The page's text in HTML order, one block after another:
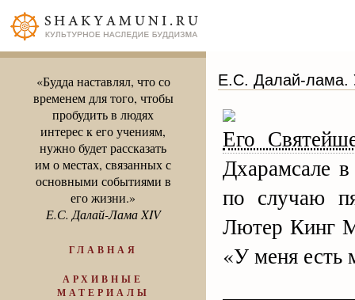
«Будда наставлял, что со
временем для того, чтобы
пробудить в людях
интерес к его учениям,
нужно будет рассказать
им о местах, связанных с
основными событиями в
его жизни.»
Е.С. Далай-Лама XIV
ГЛАВНАЯ
АРХИВНЫЕ
МАТЕРИАЛЫ
Е.С. Далай-лама.
Его
Дхарамсале
по случаю
Лютер Кинг
«У меня есть